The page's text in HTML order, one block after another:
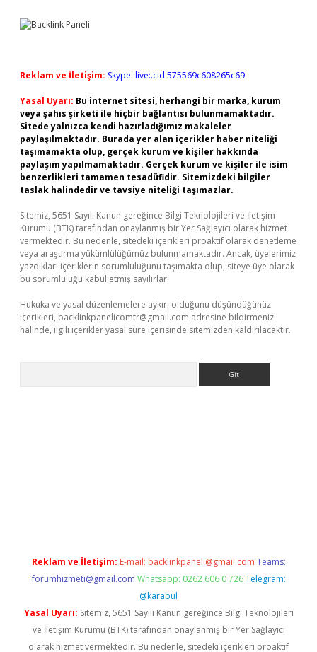
Reklam ve İletişim: Skype: live:.cid.575569c608265c69
Yasal Uyarı: Bu internet sitesi, herhangi bir marka, kurum
veya şahıs şirketi ile hiçbir bağlantısı bulunmamaktadır.
Sitede yalnızca kendi hazırladığımız makaleler
paylaşılmaktadır. Burada yer alan içerikler haber niteliği
taşımamakta olup, gerçek kurum ve kişiler hakkında
paylaşım yapılmamaktadır. Gerçek kurum ve kişiler ile isim
benzerlikleri tamamen tesadüfidir. Sitemizdeki bilgiler
taslak halindedir ve tavsiye niteliği taşımazlar.
Sitemiz, 5651 Sayılı Kanun gereğince Bilgi Teknolojileri ve İletişim
Kurumu (BTK) tarafından onaylanmış bir Yer Sağlayıcı olarak hizmet
vermektedir. Bu nedenle, sitedeki içerikleri proaktif olarak denetleme
veya araştırma yükümlülüğümüz bulunmamaktadır. Ancak, üyelerimiz
yazdıkları içeriklerin sorumluluğunu taşımakta olup, siteye üye olarak
bu sorumluluğu kabul etmiş sayılırlar.
Hukuka ve yasal düzenlemelere aykırı olduğunu düşündüğünüz
içerikleri, backlinkpanelicomtr@gmail.com adresine bildirmeniz
halinde, ilgili içerikler yasal süre içerisinde sitemizden kaldırılacaktır.
Reklam ve İletişim: E-mail: backlinkpaneli@gmail.com Teams:
forumhizmeti@gmail.com Whatsapp: 0262 606 0 726 Telegram:
@karabul
Yasal Uyarı: Sitemiz, 5651 Sayılı Kanun gereğince Bilgi Teknolojileri
ve İletişim Kurumu (BTK) tarafından onaylanmış bir Yer Sağlayıcı
olarak hizmet vermektedir. Bu nedenle, sitedeki içerikleri proaktif